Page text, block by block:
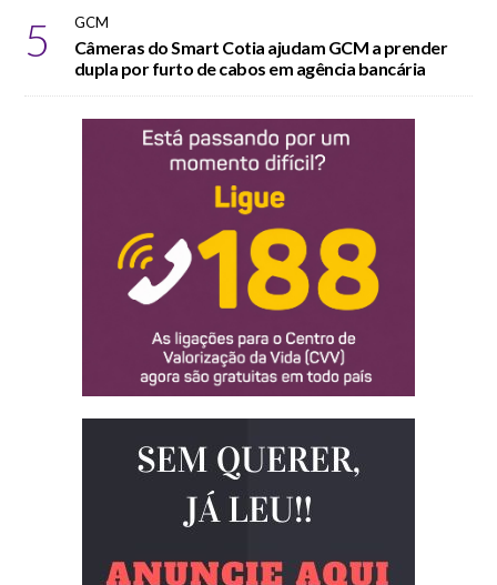
5 GCM
Câmeras do Smart Cotia ajudam GCM a prender
dupla por furto de cabos em agência bancária